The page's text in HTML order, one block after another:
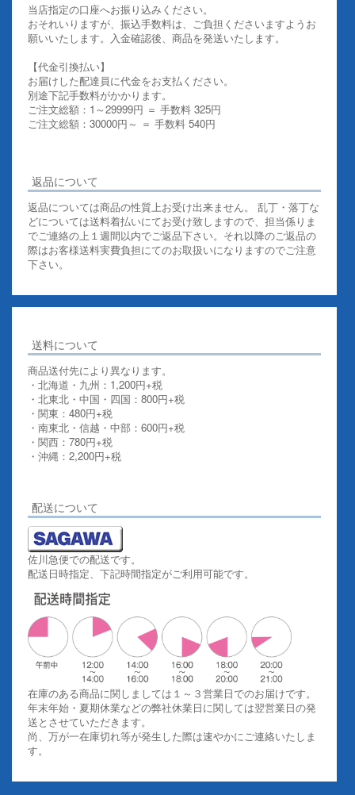
当店指定の口座へお振り込みください。
おそれいりますが、振込手数料は、ご負担くださいますようお
願いいたします。入金確認後、商品を発送いたします。
【代金引換払い】
お届けした配達員に代金をお支払ください。
別途下記手数料がかかります。
ご注文総額：1～29999円 ＝ 手数料 325円
ご注文総額：30000円～ ＝ 手数料 540円
返品について
返品については商品の性質上お受け出来ません。 乱丁・落丁な
どについては送料着払いにてお受け致しますので、担当係りま
でご連絡の上１週間以内でご返品下さい。それ以降のご返品の
際はお客様送料実費負担にてのお取扱いになりますのでご注意
下さい。
送料について
商品送付先により異なります。
・北海道・九州：1,200円+税
・北東北・中国・四国：800円+税
・関東：480円+税
・南東北・信越・中部：600円+税
・関西：780円+税
・沖縄：2,200円+税
配送について
佐川急便での配送です。
配送日時指定、下記時間指定がご利用可能です。
在庫のある商品に関しましては１～３営業日でのお届けです。
年末年始・夏期休業などの弊社休業日に関しては翌営業日の発
送とさせていただきます。
尚、万が一在庫切れ等が発生した際は速やかにご連絡いたしま
す。